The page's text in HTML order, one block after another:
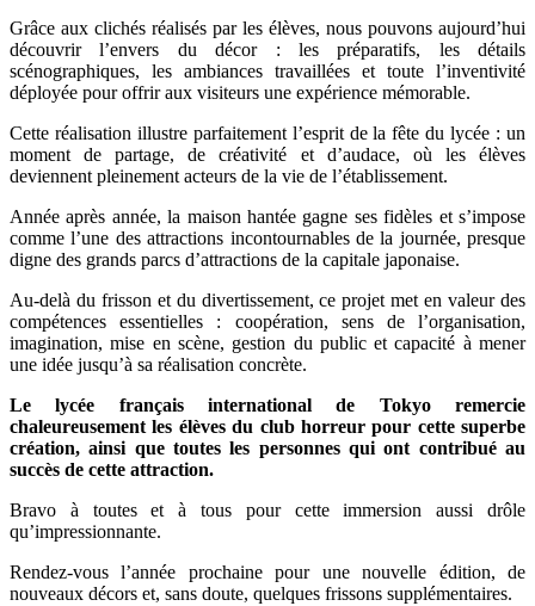
Grâce aux clichés réalisés par les élèves, nous pouvons aujourd’hui
découvrir l’envers du décor : les préparatifs, les détails
scénographiques, les ambiances travaillées et toute l’inventivité
déployée pour offrir aux visiteurs une expérience mémorable.
Cette réalisation illustre parfaitement l’esprit de la fête du lycée : un
moment de partage, de créativité et d’audace, où les élèves
deviennent pleinement acteurs de la vie de l’établissement.
Année après année, la maison hantée gagne ses fidèles et s’impose
comme l’une des attractions incontournables de la journée, presque
digne des grands parcs d’attractions de la capitale japonaise.
Au-delà du frisson et du divertissement, ce projet met en valeur des
compétences essentielles : coopération, sens de l’organisation,
imagination, mise en scène, gestion du public et capacité à mener
une idée jusqu’à sa réalisation concrète.
Le lycée français international de Tokyo remercie
chaleureusement les élèves du club horreur pour cette superbe
création, ainsi que toutes les personnes qui ont contribué au
succès de cette attraction.
Bravo à toutes et à tous pour cette immersion aussi drôle
qu’impressionnante.
Rendez-vous l’année prochaine pour une nouvelle édition, de
nouveaux décors et, sans doute, quelques frissons supplémentaires.